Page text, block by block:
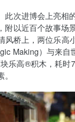
此次进博会上亮相
附以近百个故事场
桥上，两位乐高
Making）与来
乐高®积木，耗